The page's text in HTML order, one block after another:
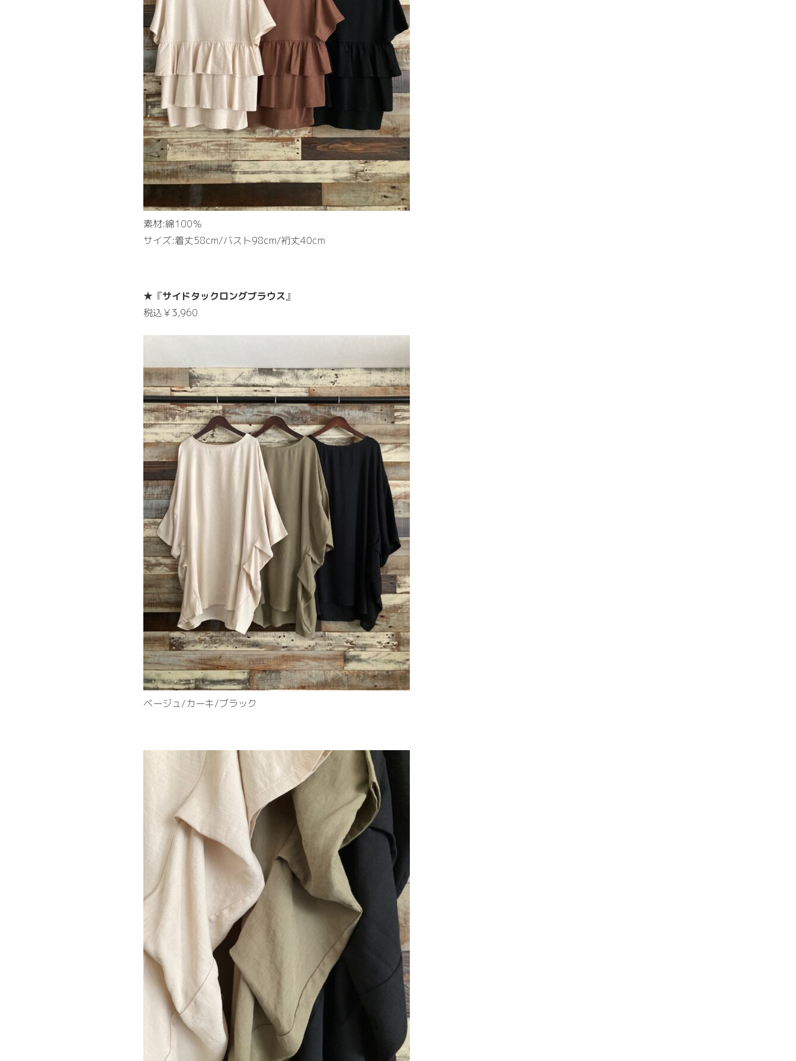
素材:綿100％
サイズ:着丈58cm/バスト98cm/裄丈40cm
★『サイドタックロングブラウス』
税込￥3,960
ベージュ/カーキ/ブラック